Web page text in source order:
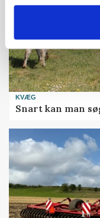
KVÆG
Snart kan man